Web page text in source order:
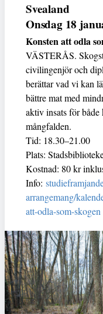
Svealand
Onsdag 18
Konsten att odla
VÄSTERÅS.
civilingenjör och
berättar vad vi kan
bättre mat med
aktiv insats för
mångfalden.
Tid: 18.30–21.00
Plats:
Kostnad: 80 kr
Info:
arrangemang/
att-odla-som-skogen